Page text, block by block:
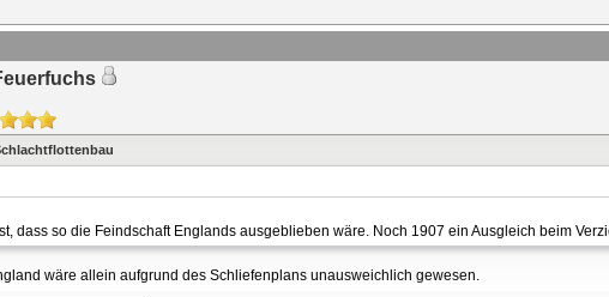
dass so die Feindschaft Englands ausgeblieben wäre. Noch 1907 ein Ausgleich beim
wäre allein aufgrund des Schliefenplans unausweichlich gewesen.